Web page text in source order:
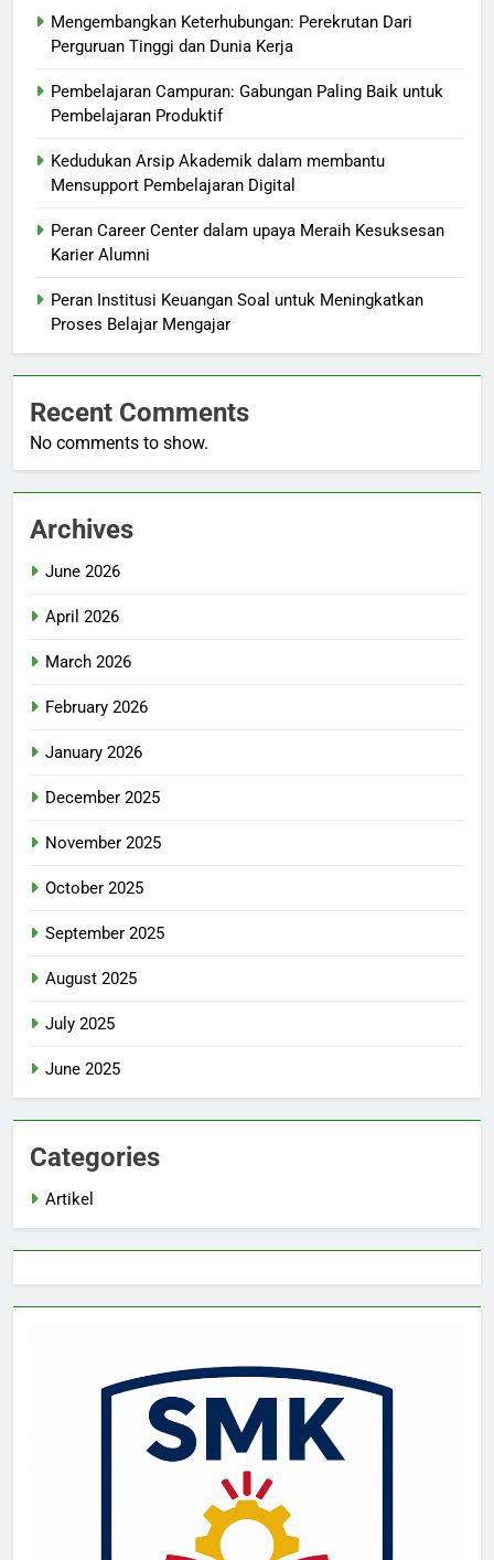
Mengembangkan Keterhubungan: Perekrutan Dari
Perguruan Tinggi dan Dunia Kerja
Pembelajaran Campuran: Gabungan Paling Baik untuk
Pembelajaran Produktif
Kedudukan Arsip Akademik dalam membantu
Mensupport Pembelajaran Digital
Peran Career Center dalam upaya Meraih Kesuksesan
Karier Alumni
Peran Institusi Keuangan Soal untuk Meningkatkan
Proses Belajar Mengajar
Recent Comments
No comments to show.
Archives
June 2026
April 2026
March 2026
February 2026
January 2026
December 2025
November 2025
October 2025
September 2025
August 2025
July 2025
June 2025
Categories
Artikel